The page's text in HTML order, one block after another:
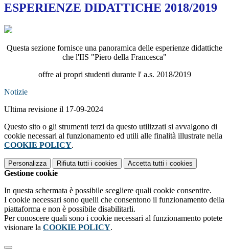
ESPERIENZE DIDATTICHE 2018/2019
Questa sezione fornisce una panoramica delle esperienze didattiche
che l'IIS "Piero della Francesca"
offre ai propri studenti durante l' a.s. 2018/2019
Notizie
Ultima revisione il 17-09-2024
Questo sito o gli strumenti terzi da questo utilizzati si avvalgono di
cookie necessari al funzionamento ed utili alle finalità illustrate nella
COOKIE POLICY.
Personalizza Rifiuta tutti i cookies Accetta tutti i cookies
Gestione cookie
In questa schermata è possibile scegliere quali cookie consentire.
I cookie necessari sono quelli che consentono il funzionamento della
piattaforma e non è possibile disabilitarli.
Per conoscere quali sono i cookie necessari al funzionamento potete
visionare la COOKIE POLICY.